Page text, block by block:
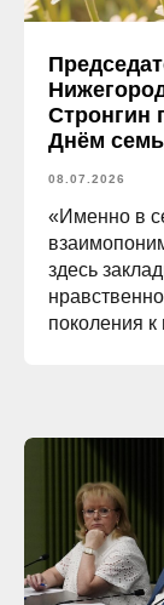
Стронгин
Днём
08.07.2026
«Именно в
здесь
поколения